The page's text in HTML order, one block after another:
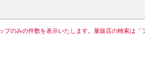
プのみの件数を表示いたします。量販店の検索は「